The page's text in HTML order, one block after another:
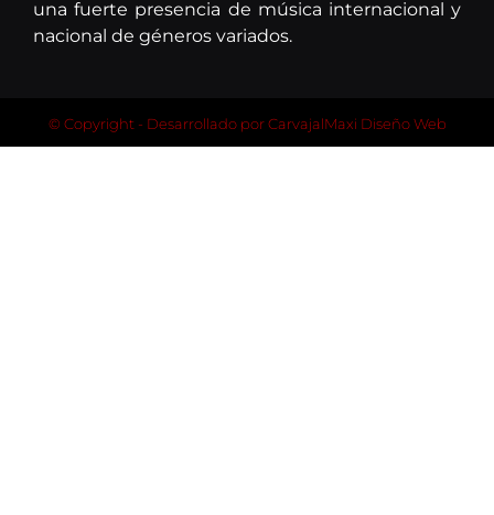
una fuerte presencia de música internacional y
nacional de géneros variados.
© Copyright - Desarrollado porCarvajalMaxi Diseño Web